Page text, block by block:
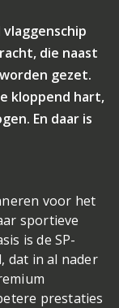
die naast
gezet.
kloppend hart,
En daar is
voor het
sportieve
is de SP-
dat in al nader
prestaties